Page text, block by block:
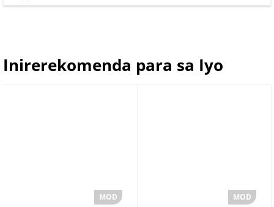
Inirerekomenda para sa Iyo